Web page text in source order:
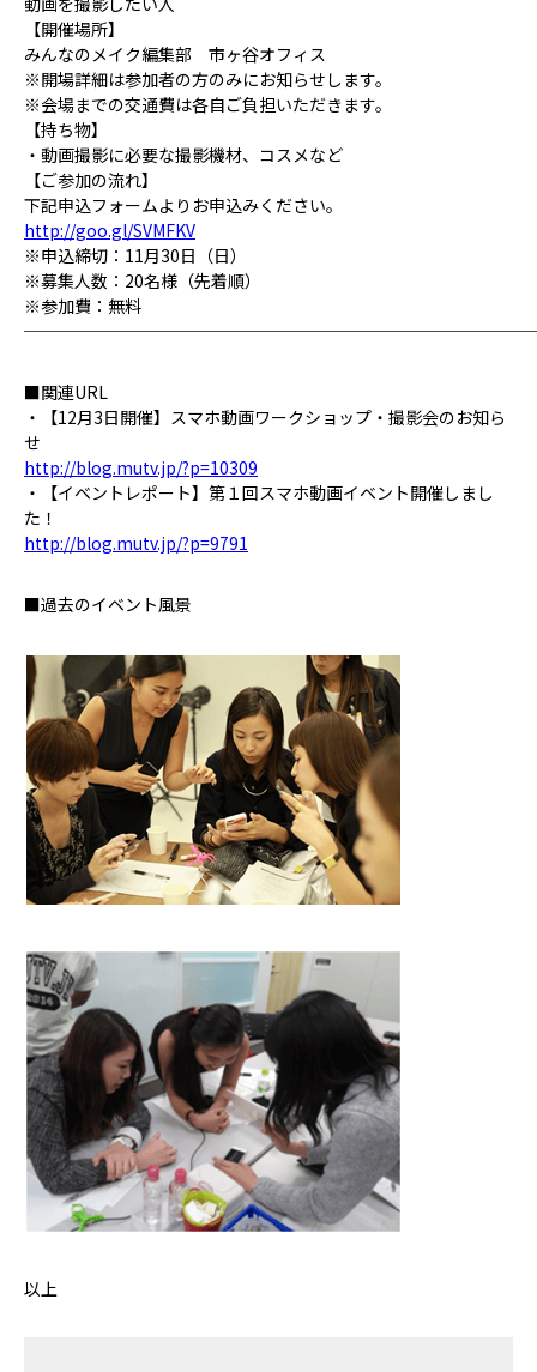
【開催場所】
みんなのメイク編集部 市ヶ谷オフィス
※開場詳細は参加者の方のみにお知らせします。
※会場までの交通費は各自ご負担いただきます。
【持ち物】
・動画撮影に必要な撮影機材、コスメなど
【ご参加の流れ】
下記申込フォームよりお申込みください。
http://goo.gl/SVMFKV
※申込締切：11月30日（日）
※募集人数：20名様（先着順）
※参加費：無料
■関連URL
・【12月3日開催】スマホ動画ワークショップ・撮影会のお知ら
せ
http://blog.mutv.jp/?p=10309
・【イベントレポート】第１回スマホ動画イベント開催しまし
た！
http://blog.mutv.jp/?p=9791
■過去のイベント風景
以上